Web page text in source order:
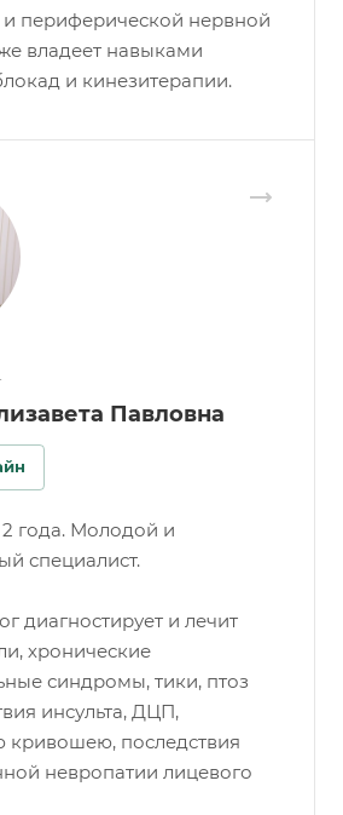
и периферической нервной
владеет навыками
и кинезитерапии.
Павловна
года. Молодой и
специалист.
диагностирует и лечит
хронические
синдромы, тики, птоз
инсульта, ДЦП,
кривошею, последствия
невропатии лицевого